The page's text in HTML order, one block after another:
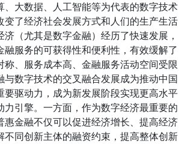
、大数据、人工智能等为代表的数字技术
变了经济社会发展方式和人们的生产生活
（尤其是数字金融）经历了快速发展，
融服务的可获得性和便利性，有效缓解了
称、服务成本高、金融服务活动空间受限
与数字技术的交叉融合发展成为推动中国
要驱动力，成为新发展阶段实现更高水平
力引擎。一方面，作为数字经济最重要的
惠金融不仅可以促进经济增长、提高经济
不同创新主体的融资约束，提高整体创新